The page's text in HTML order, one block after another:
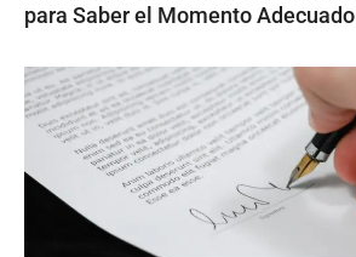
para Saber el Momento Adecuado